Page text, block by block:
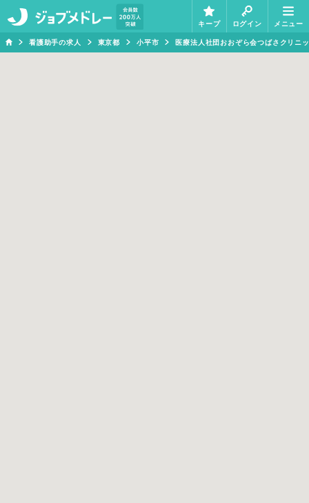
キープ ログイン
メニュー
看護助手の求人
東京都 小平市 医療法人社団おおぞら会つばさクリニ